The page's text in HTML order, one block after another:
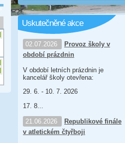
Uskutečněné akce
02.07.2026
Provoz školy v
období prázdnin
V období letních prázdnin je
kancelář školy otevřena:
29. 6. - 10. 7. 2026
17. 8...
21.06.2026
Republikové finále
v atletickém čtyřboji